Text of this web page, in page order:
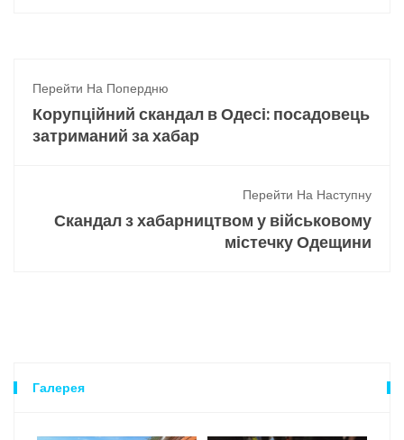
Перейти На Попердню
Корупційний скандал в Одесі: посадовець
затриманий за хабар
Перейти На Наступну
Скандал з хабарництвом у військовому
містечку Одещини
Галерея